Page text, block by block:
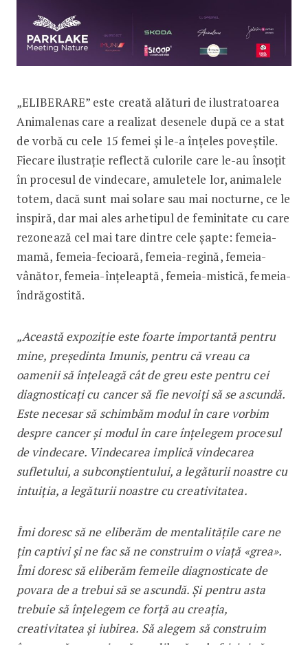
„ELIBERARE” este creată alături de ilustratoarea
Animalenas care a realizat desenele după ce a stat
de vorbă cu cele 15 femei și le-a înțeles poveștile.
Fiecare ilustrație reflectă culorile care le-au însoțit
în procesul de vindecare, amuletele lor, animalele
totem, dacă sunt mai solare sau mai nocturne, ce le
inspiră, dar mai ales arhetipul de feminitate cu care
rezonează cel mai tare dintre cele șapte: femeia-
mamă, femeia-fecioară, femeia-regină, femeia-
vânător, femeia-înțeleaptă, femeia-mistică, femeia-
îndrăgostită.
„Această expoziție este foarte importantă pentru
mine, președinta Imunis, pentru că vreau ca
oamenii să înțeleagă cât de greu este pentru cei
diagnosticați cu cancer să fie nevoiți să se ascundă.
Este necesar să schimbăm modul în care vorbim
despre cancer și modul în care înțelegem procesul
de vindecare. Vindecarea implică vindecarea
sufletului, a subconștientului, a legăturii noastre cu
intuiția, a legăturii noastre cu creativitatea.
Îmi doresc să ne eliberăm de mentalitățile care ne
țin captivi și ne fac să ne construim o viață «grea».
Îmi doresc să eliberăm femeile diagnosticate de
povara de a trebui să se ascundă. Și pentru asta
trebuie să înțelegem ce forță au creația,
creativitatea și iubirea. Să alegem să construim